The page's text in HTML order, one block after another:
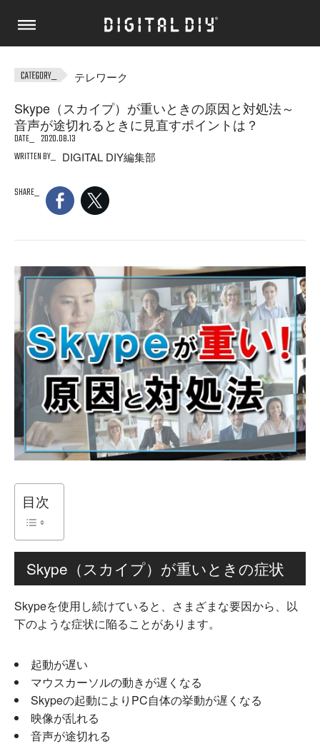
テレワーク
Skype（スカイプ）が重いときの原因と対処法～
音声が途切れるときに見直すポイントは？
DATE
2020.08.13
WRITTEN BY
DIGITAL DIY編集部
SHARE
目次
Skype（スカイプ）が重いときの症状
Skypeを使用し続けていると、さまざまな要因から、以
下のような症状に陥ることがあります。
起動が遅い
マウスカーソルの動きが遅くなる
Skypeの起動によりPC自体の挙動が遅くなる
映像が乱れる
音声が途切れる